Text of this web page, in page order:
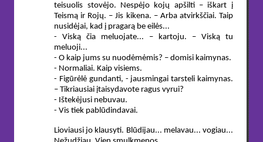
teisuolis stovėjo. Nespėjo kojų apšilti – iškart į
Teismą ir Rojų. – Jis kikena. – Arba atvirkščiai. Taip
nusidėjai, kad į pragarą be eilės...
- Viską čia meluojate... – kartoju. – Viską tu
meluoji...
- O kaip jums su nuodėmėmis? – domisi kaimynas.
- Normaliai. Kaip visiems.
- Figūrėlė gundanti, - jausmingai tarsteli kaimynas.
– Tikriausiai įtaisydavote ragus vyrui?
- Ištekėjusi nebuvau.
- Vis tiek pablūdindavai.
Lioviausi jo klausyti. Blūdijau... melavau... vogiau...